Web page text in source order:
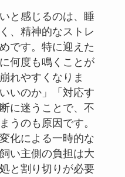
と感じるのは、睡
、精神的なストレ
です。特に迎えた
何度も鳴くことが
れやすくなりま
いのか」「対応す
に迷うことで、不
うのも原因です。
化による一時的な
い主側の負担は大
と割り切りが必要